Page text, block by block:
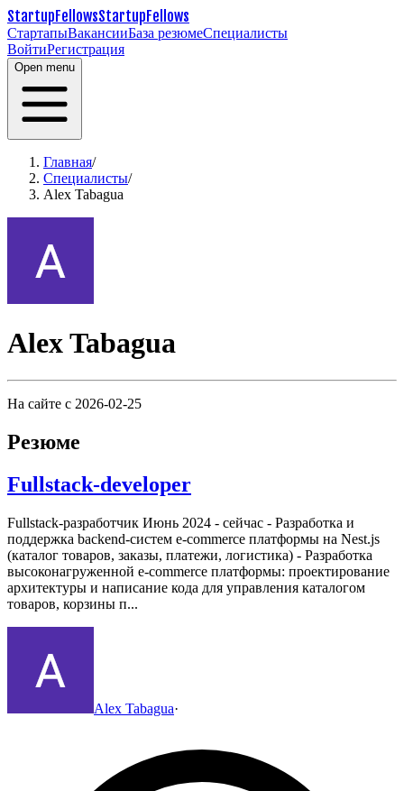
StartupFellowsStartupFellows
СтартапыВакансииБаза резюмеСпециалисты
ВойтиРегистрация
Open menu
Главная/
Специалисты/
Alex Tabagua
Alex Tabagua
На сайте с 2026-02-25
Резюме
Fullstack-developer
Fullstack-разработчик Июнь 2024 - сейчас - Разработка и
поддержка backend-систем e-commerce платформы на Nest.js
(каталог товаров, заказы, платежи, логистика) - Разработка
высоконагруженной e-commerce платформы: проектирование
архитектуры и написание кода для управления каталогом
товаров, корзины п...
Alex Tabagua·